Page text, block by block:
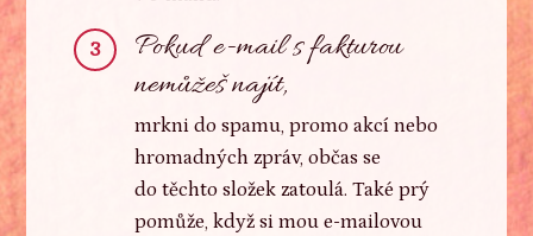
3
Pokud e-mail s fakturou
nemůžeš najít,
mrkni do spamu, promo akcí nebo
hromadných zpráv, občas se
do těchto složek zatoulá. Také prý
pomůže, když si mou e-mailovou